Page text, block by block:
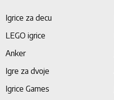
Igrice za decu
LEGO igrice
Anker
Igre za dvoje
Igrice Games